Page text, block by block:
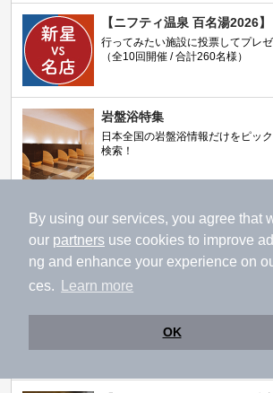
By using our services, you agree that
our partners use cookies to improve
ng and enhance your experience on
ces.
Learn more
OK
【ニフティ温泉 百名湯2026】
行ってみたい施設に投票してプレ
（全10回開催 / 合計260名様）
岩盤浴特集
日本全国の岩盤浴情報だけをピッ
検索！
ニフティ温泉ニュース
温浴施設をお得に楽しめるサブス